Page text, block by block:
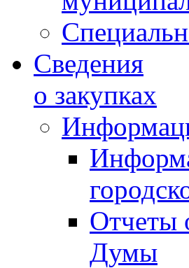
Сведения
о закупках
Отчеты
Думы